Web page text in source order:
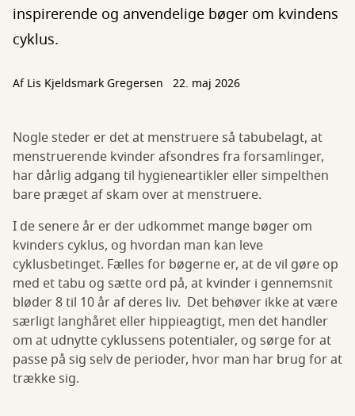
inspirerende og anvendelige bøger om kvindens
cyklus.
Af Lis Kjeldsmark Gregersen 22. maj 2026
Nogle steder er det at menstruere så tabubelagt, at
menstruerende kvinder afsondres fra forsamlinger,
har dårlig adgang til hygieneartikler eller simpelthen
bare præget af skam over at menstruere.
I de senere år er der udkommet mange bøger om
kvinders cyklus, og hvordan man kan leve
cyklusbetinget. Fælles for bøgerne er, at de vil gøre op
med et tabu og sætte ord på, at kvinder i gennemsnit
bløder 8 til 10 år af deres liv. Det behøver ikke at være
særligt langhåret eller hippieagtigt, men det handler
om at udnytte cyklussens potentialer, og sørge for at
passe på sig selv de perioder, hvor man har brug for at
trække sig.